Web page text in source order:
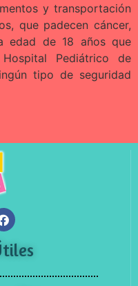
y transportación
que padecen cáncer,
edad de 18 años que
Pediátrico de
tipo de seguridad